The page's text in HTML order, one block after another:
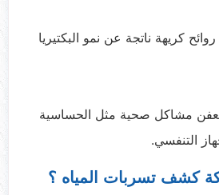
كريهة ناتجة عن نمو البكتيريا
مشاكل صحية مثل الحساسية
التنفسي.
كشف تسربات المياه ؟